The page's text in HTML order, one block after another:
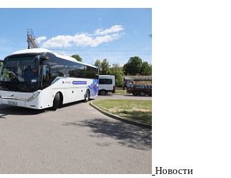
Новости